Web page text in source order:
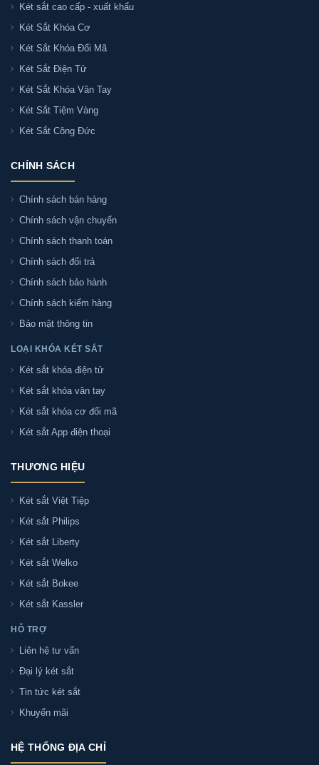
Phân phối Két sắt Bofa BOSHANG BS-45BS3
chính hãng toàn quốc
Ngoài Hà Nội và Thành phố Hồ Chí Minh, Két sắt Sài
Gòn còn cung cấp và vận chuyển Két sắt Bofa
BOSHANG BS-45BS3 chính hãng đến các tỉnh, thành
trên cả nước như:
+ Miền Nam: Đồng Nai, Bình Dương, Vũng Tàu, Cà Mau,
Long An, Bến Tre, Tây Ninh...
+ Miền Bắc: Bắc Ninh, Bắc Giang, Hải Dương, Hải
Phòng, Hưng Yên, Nam Định, Hà Nam, Thái Nguyên,
Tuyên Quang, Lạng Sơn, Sơn La, Vĩnh Phúc, Hòa Bình,
Thanh Hóa,...
Tư Vấn & Hỏi Đáp Về Két sắt Bofa
BOSHANG BS-45BS3
Két sắt Bofa BOSHANG BS-45BS3 có chữa cháy
không?
Có. Két sắt Bofa BOSHANG BS-45BS3 là két sắt
chữa cháy — được thiết kế với lớp bột + bê tông
chữa cháy và thân thép nguyên khối, giúp bảo vệ
tài sản, giấy tờ phòng khi xảy ra hoả hoạn.
Két sắt Bofa BOSHANG BS-45BS3 giá bao nhiêu?
Két sắt Bofa BOSHANG BS-45BS3 có màu gì?
Kích thước ngoài Két sắt Bofa BOSHANG BS-
45BS3 là bao nhiêu?
không?
Két sắt cao cấp - xuất khẩu
Két Sắt Khóa Cơ
Két Sắt Khóa Đổi Mã
Két Sắt Điện Tử
Két Sắt Khóa Vân Tay
Két Sắt Tiệm Vàng
Két Sắt Công Đức
CHÍNH SÁCH
Chính sách bán hàng
Chính sách vận chuyển
Chính sách thanh toán
Chính sách đổi trả
Chính sách bảo hành
Chính sách kiểm hàng
Bảo mật thông tin
LOẠI KHÓA KÉT SẮT
Két sắt khóa điện tử
Két sắt khóa vân tay
Két sắt khóa cơ đổi mã
Két sắt App điện thoại
THƯƠNG HIỆU
Két sắt Việt Tiệp
Két sắt Philips
Két sắt Liberty
Két sắt Welko
Két sắt Bokee
Két sắt Kassler
HỖ TRỢ
Liên hệ tư vấn
Đại lý két sắt
Tin tức két sắt
Khuyến mãi
HỆ THỐNG ĐỊA CHỈ